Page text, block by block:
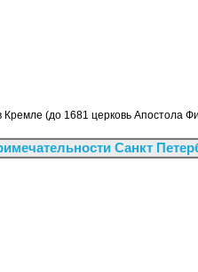
(до 1681 церковь Апостола
Санкт